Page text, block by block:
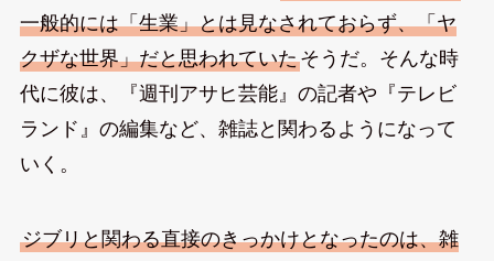
一般的には「生業」とは見なされておらず、「ヤ
クザな世界」だと思われていたそうだ。そんな時
代に彼は、『週刊アサヒ芸能』の記者や『テレビ
ランド』の編集など、雑誌と関わるようになって
いく。
ジブリと関わる直接のきっかけとなったのは、雑